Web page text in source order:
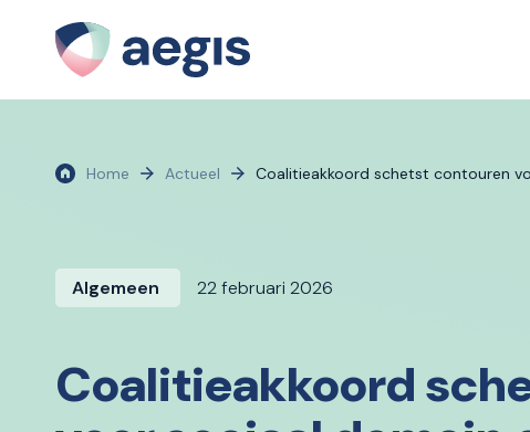
Home Actueel Coalitieakkoord schetst contouren
Algemeen 22 februari 2026
Coalitieakkoord